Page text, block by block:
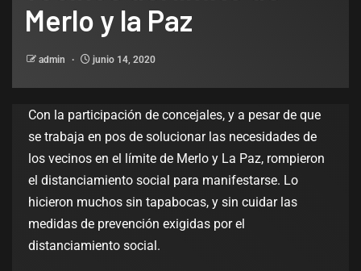
Merlo y la Paz
admin junio 14, 2020
Con la participación de concejales, y a pesar de que
se trabaja en pos de solucionar las necesidades de
los vecinos en el límite de Merlo y La Paz, rompieron
el distanciamiento social para manifestarse. Lo
hicieron muchos sin tapabocas, y sin cuidar las
medidas de prevención exigidas por el
distanciamiento social.